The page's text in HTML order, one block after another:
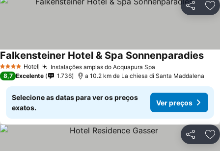
Partilhar
4 EstrelasHotel Instalações amplas do Acquapura Spa
Falkensteiner Hotel & Spa Sonnenparadies
8,7 Excelente 1.736 a 10.2 km de La chiesa di Santa Maddalena
Selecione as datas para ver os preços
exatos.
Ver preços
Partilhar